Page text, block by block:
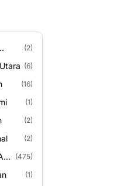
(2)
(6)
(16)
(1)
(2)
(2)
(475)
(1)